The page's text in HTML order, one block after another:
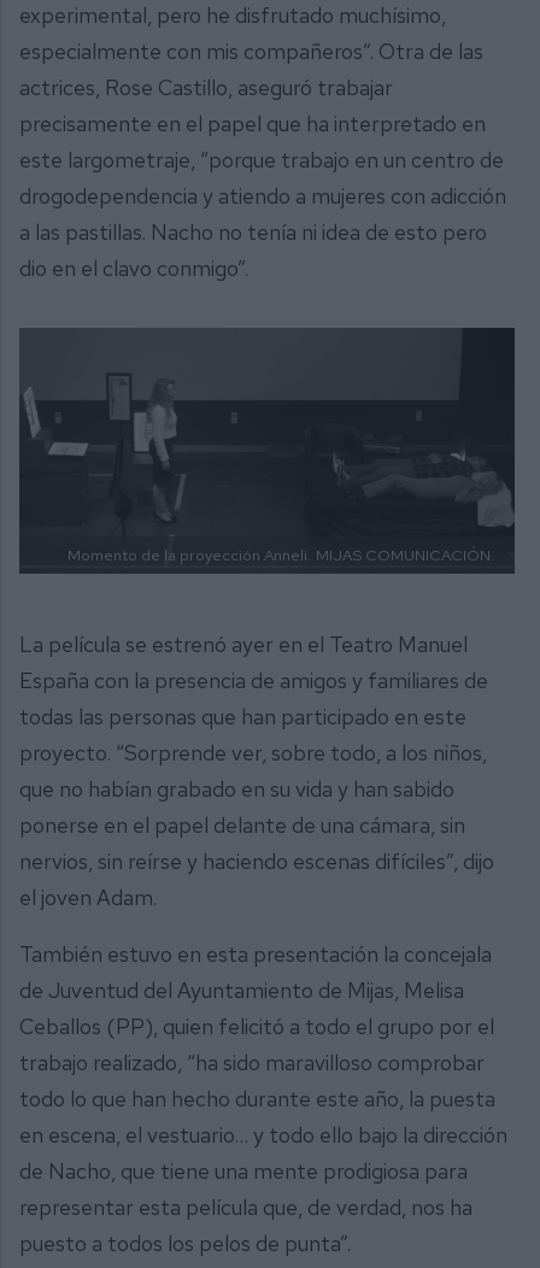
experimental, pero he disfrutado muchísimo,
especialmente con mis compañeros”. Otra de las
actrices, Rose Castillo, aseguró trabajar
precisamente en el papel que ha interpretado en
este largometraje, “porque trabajo en un centro de
drogodependencia y atiendo a mujeres con adicción
a las pastillas. Nacho no tenía ni idea de esto pero
dio en el clavo conmigo”.
Momento de la proyección Anneli. MIJAS COMUNICACIÓN.
La película se estrenó ayer en el Teatro Manuel
España con la presencia de amigos y familiares de
todas las personas que han participado en este
proyecto. “Sorprende ver, sobre todo, a los niños,
que no habían grabado en su vida y han sabido
ponerse en el papel delante de una cámara, sin
nervios, sin reírse y haciendo escenas difíciles”, dijo
el joven Adam.
También estuvo en esta presentación la concejala
de Juventud del Ayuntamiento de Mijas, Melisa
Ceballos (PP), quien felicitó a todo el grupo por el
trabajo realizado, “ha sido maravilloso comprobar
todo lo que han hecho durante este año, la puesta
en escena, el vestuario… y todo ello bajo la dirección
de Nacho, que tiene una mente prodigiosa para
representar esta película que, de verdad, nos ha
puesto a todos los pelos de punta”.